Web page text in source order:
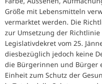
Größe mit Lebensmitteln
vermarktet werden. Die
zur Umsetzung der
Legislativdekret vom 25.
diesbezüglich jedoch keine
die Bürgerinnen und Bürger
Einheit zum Schutz der